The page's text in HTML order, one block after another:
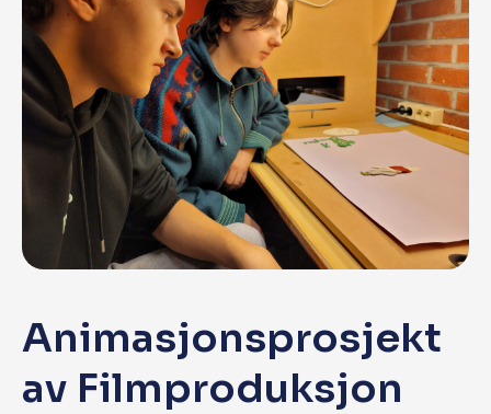
Skolen
Kontakt
Valgfag
Siste nytt
Q&A
English
Animasjonsprosjekt
av Filmproduksjon